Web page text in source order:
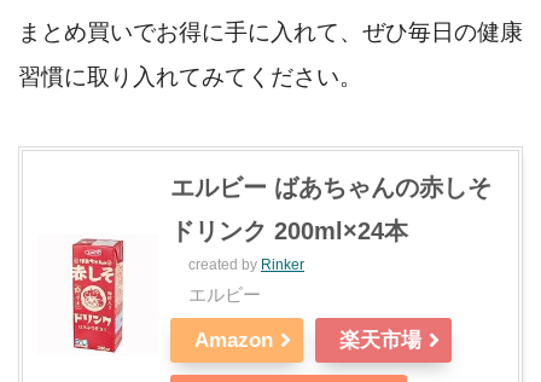
まとめ買いでお得に手に入れて、ぜひ毎日の健康
習慣に取り入れてみてください。
エルビー ばあちゃんの赤しそ
ドリンク 200ml×24本
created by Rinker
エルビー
Amazon 楽天市場